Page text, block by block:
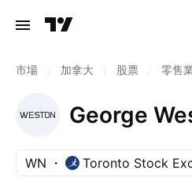
市場 加拿大 股票 零售
George
WN Toronto Stock